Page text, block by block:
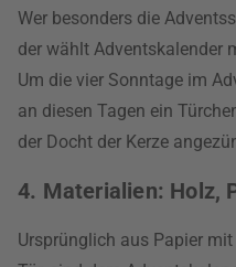
Wer besonders die
der wählt Adventskalender
Um die vier Sonntage im
an diesen Tagen ein
der Docht der Kerze
4. Materialien: Holz,
Ursprünglich aus Papier